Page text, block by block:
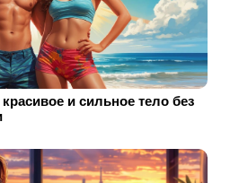
и сильное тело без